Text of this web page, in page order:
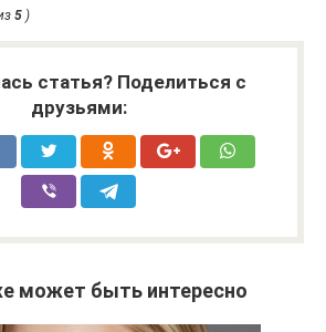
5 )
статья? Поделиться с
друзьями:
может быть интересно